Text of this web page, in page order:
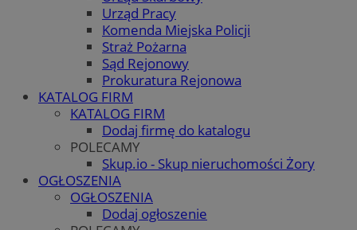
Urząd Pracy
Komenda Miejska Policji
Straż Pożarna
Sąd Rejonowy
Prokuratura Rejonowa
KATALOG FIRM
KATALOG FIRM
Dodaj firmę do katalogu
POLECAMY
Skup.io - Skup nieruchomości Żory
OGŁOSZENIA
OGŁOSZENIA
Dodaj ogłoszenie